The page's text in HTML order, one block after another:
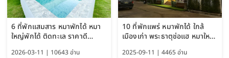
6 ที่พักแสมสาร หมาพักได้ หมา
ใหญ่พักได้ ติดทะเล ราคาดี
2026-03-11 | 10643 อ่าน
10 ที่พักแพร่ หมาพักได้ ใกล้
เมืองเก่า พระธาตุช่อแฮ หมาใหญ่
พักได้ด้วย อัปเดต 2569
2025-09-11 | 4465 อ่าน